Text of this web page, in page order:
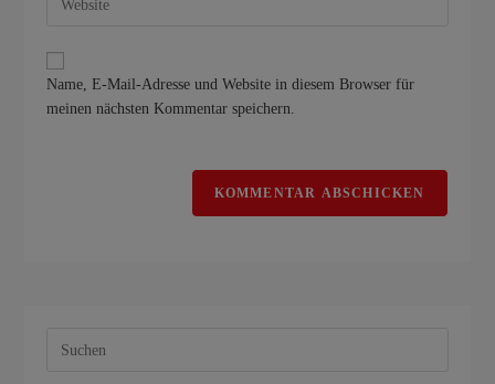
Name, E-Mail-Adresse und Website in diesem Browser für
meinen nächsten Kommentar speichern.